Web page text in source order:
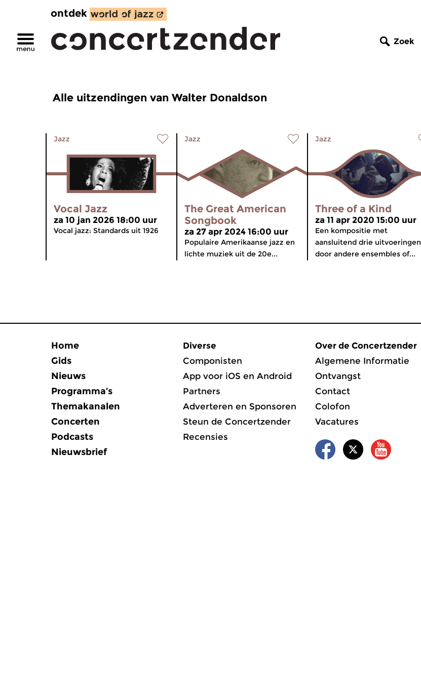
ontdek
Zoek
Alle uitzendingen van Walter Donaldson
Jazz
Vocal Jazz
za 10 jan 2026 18:00 uur
Vocal jazz: Standards uit 1926
Jazz
The Great American
Songbook
za 27 apr 2024 16:00 uur
Populaire Amerikaanse jazz en
lichte muziek uit de 20e...
Jazz
Three of a Kind
za 11 apr 2020 15:00 uur
Een kompositie met
aansluitend drie uitvoeringen
door andere ensembles of...
Home
Gids
Nieuws
Programma’s
Themakanalen
Concerten
Podcasts
Nieuwsbrief
Diverse
Componisten
App voor iOS en Android
Partners
Adverteren en Sponsoren
Steun de Concertzender
Recensies
Over de Concertzender
Algemene Informatie
Ontvangst
Contact
Colofon
Vacatures